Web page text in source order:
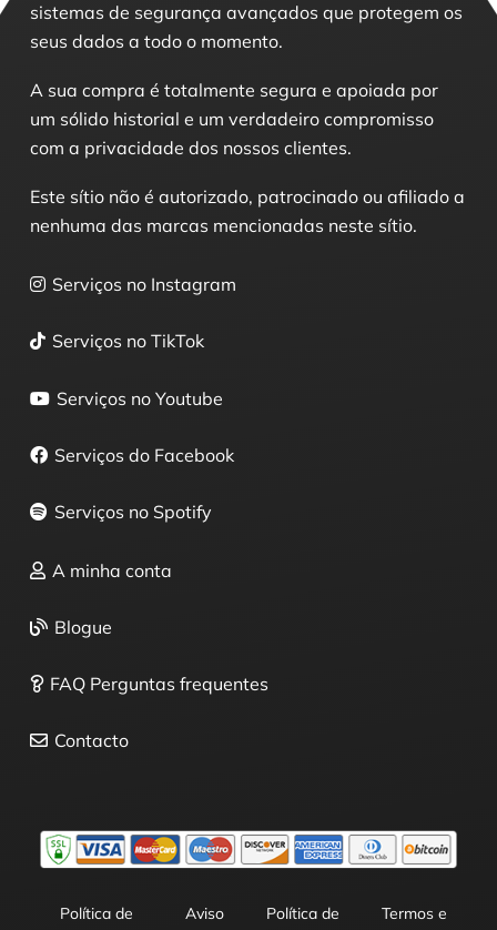
sistemas de segurança avançados que protegem os
seus dados a todo o momento.
A sua compra é totalmente segura e apoiada por
um sólido historial e um verdadeiro compromisso
com a privacidade dos nossos clientes.
Este sítio não é autorizado, patrocinado ou afiliado a
nenhuma das marcas mencionadas neste sítio.
Serviços no Instagram
Serviços no TikTok
Serviços no Youtube
Serviços do Facebook
Serviços no Spotify
A minha conta
Blogue
FAQ Perguntas frequentes
Contacto
Política de Aviso Política de Termos e